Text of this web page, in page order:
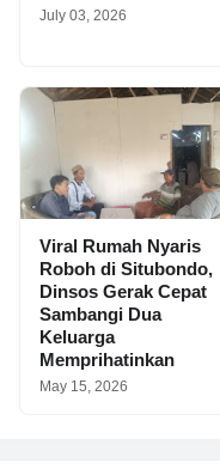
July 03, 2026
Viral Rumah Nyaris
Roboh di Situbondo,
Dinsos Gerak Cepat
Sambangi Dua
Keluarga
Memprihatinkan
May 15, 2026